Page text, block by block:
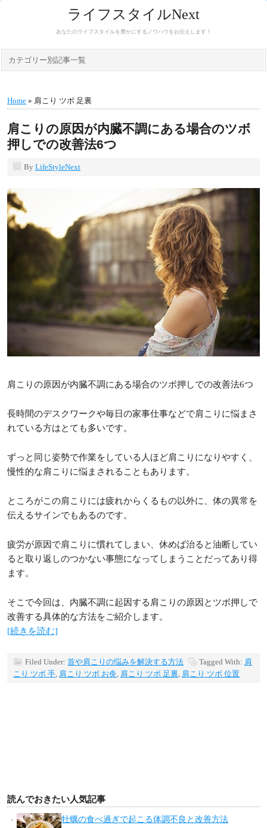
ライフスタイルNext
あなたのライフスタイルを豊かにするノウハウをお伝えします！
カテゴリー別記事一覧
Home » 肩こり ツボ 足裏
肩こりの原因が内臓不調にある場合のツボ
押しでの改善法6つ
By LifeStyleNext
肩こりの原因が内臓不調にある場合のツボ押しでの改善法6つ
長時間のデスクワークや毎日の家事仕事などで肩こりに悩まさ
れている方はとても多いです。
ずっと同じ姿勢で作業をしている人ほど肩こりになりやすく、
慢性的な肩こりに悩まされることもあります。
ところがこの肩こりには疲れからくるもの以外に、体の異常を
伝えるサインでもあるのです。
疲労が原因で肩こりに慣れてしまい、休めば治ると油断してい
ると取り返しのつかない事態になってしまうことだってあり得
ます。
そこで今回は、内臓不調に起因する肩こりの原因とツボ押しで
改善する具体的な方法をご紹介します。
[続きを読む]
Filed Under: 首や肩こりの悩みを解決する方法 Tagged With: 肩
こり ツボ 手, 肩こり ツボ お灸, 肩こり ツボ 足裏, 肩こり ツボ 位置
読んでおきたい人気記事
牡蠣の食べ過ぎで起こる体調不良と改善方法